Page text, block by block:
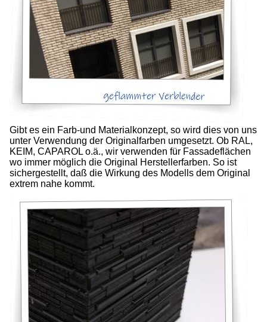
Gibt es ein Farb-und Materialkonzept, so wird dies von uns
unter Verwendung der Originalfarben umgesetzt. Ob RAL,
KEIM, CAPAROL o.ä., wir verwenden für Fassadeflächen
wo immer möglich die Original Herstellerfarben. So ist
sichergestellt, daß die Wirkung des Modells dem Original
extrem nahe kommt.